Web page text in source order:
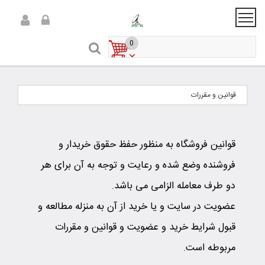
0
قوانین و مقررات
قوانین فروشگاه به منظور حفظ حقوق خریدار و
فروشنده وضع شده و رعایت و توجه به آن برای هر
دو طرف معامله الزامی می باشد.
عضویت در سایت و یا خرید از آن به منزله مطالعه و
قبول شرایط خرید و عضویت و قوانین و مقررات
مربوطه است.